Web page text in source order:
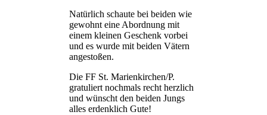
Natürlich schaute bei beiden wie
gewohnt eine Abordnung mit
einem kleinen Geschenk vorbei
und es wurde mit beiden Vätern
angestoßen.
Die FF St. Marienkirchen/P.
gratuliert nochmals recht herzlich
und wünscht den beiden Jungs
alles erdenklich Gute!